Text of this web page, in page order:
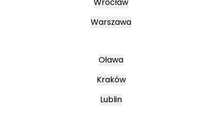
Wrocław
Warszawa
Oława
Kraków
Lublin